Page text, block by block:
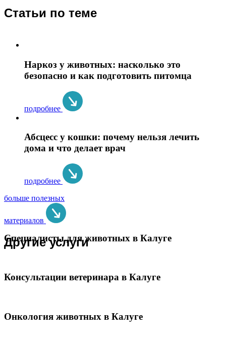
Статьи по теме
Наркоз у животных: насколько это
безопасно и как подготовить питомца
подробнее
Абсцесс у кошки: почему нельзя лечить
дома и что делает врач
подробнее
больше полезных
материалов
Другие услуги
Специалисты для животных в Калуге
Консультации ветеринара в Калуге
Онкология животных в Калуге